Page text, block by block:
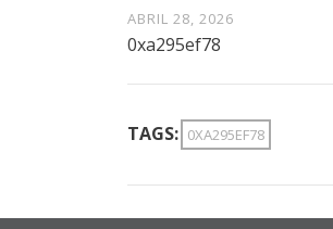
ABRIL 28, 2026
0xa295ef78
TAGS: 0XA295EF78